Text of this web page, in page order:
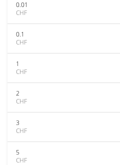
0.01
CHF
0.1
CHF
1
CHF
2
CHF
3
CHF
5
CHF